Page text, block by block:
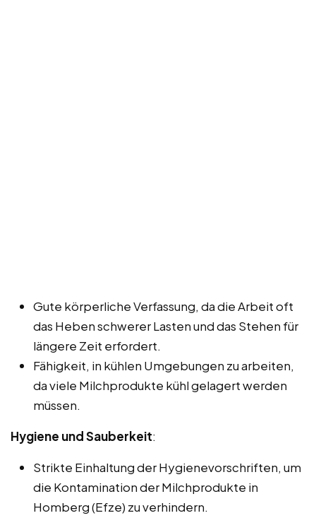
Gute körperliche Verfassung, da die Arbeit oft
das Heben schwerer Lasten und das Stehen für
längere Zeit erfordert.
Fähigkeit, in kühlen Umgebungen zu arbeiten,
da viele Milchprodukte kühl gelagert werden
müssen.
Hygiene und Sauberkeit:
Strikte Einhaltung der Hygienevorschriften, um
die Kontamination der Milchprodukte in
Homberg (Efze) zu verhindern.